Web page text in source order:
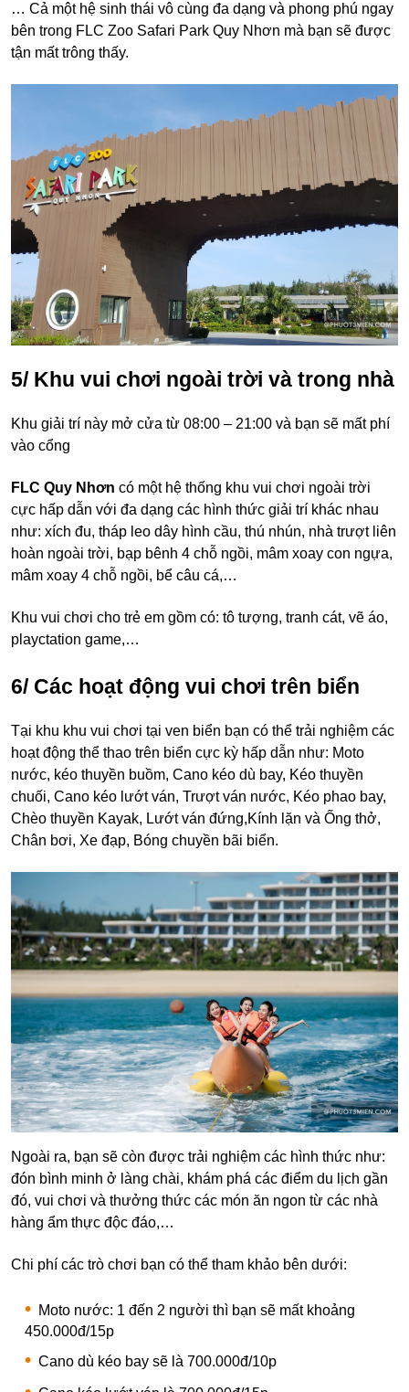
… Cả một hệ sinh thái vô cùng đa dạng và phong phú ngay
bên trong FLC Zoo Safari Park Quy Nhơn mà bạn sẽ được
tận mất trông thấy.
5/ Khu vui chơi ngoài trời và trong nhà
Khu giải trí này mở cửa từ 08:00 – 21:00 và bạn sẽ mất phí
vào cổng
FLC Quy Nhơn có một hệ thống khu vui chơi ngoài trời
cực hấp dẫn với đa dạng các hình thức giải trí khác nhau
như: xích đu, tháp leo dây hình cầu, thú nhún, nhà trượt liên
hoàn ngoài trời, bạp bênh 4 chỗ ngồi, mâm xoay con ngựa,
mâm xoay 4 chỗ ngồi, bể câu cá,…
Khu vui chơi cho trẻ em gồm có: tô tượng, tranh cát, vẽ áo,
playctation game,…
6/ Các hoạt động vui chơi trên biển
Tại khu khu vui chơi tại ven biển bạn có thể trải nghiệm các
hoạt động thể thao trên biển cực kỳ hấp dẫn như: Moto
nước, kéo thuyền buồm, Cano kéo dù bay, Kéo thuyền
chuối, Cano kéo lướt ván, Trượt ván nước, Kéo phao bay,
Chèo thuyền Kayak, Lướt ván đứng,Kính lặn và Ống thở,
Chân bơi, Xe đạp, Bóng chuyền bãi biển.
Ngoài ra, bạn sẽ còn được trải nghiệm các hình thức như:
đón bình minh ở làng chài, khám phá các điểm du lịch gần
đó, vui chơi và thưởng thức các món ăn ngon từ các nhà
hàng ẩm thực độc đáo,…
Chi phí các trò chơi bạn có thể tham khảo bên dưới:
Moto nước: 1 đến 2 người thì bạn sẽ mất khoảng
450.000đ/15p
Cano dù kéo bay sẽ là 700.000đ/10p